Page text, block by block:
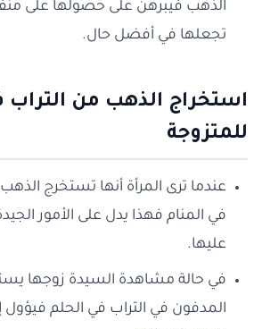
الذهب فيبرهن على حصولها على
تجعلها في أفضل حال.
استخراج الذهب من التراب
للمتزوجة
عندما ترى المرأة أنها تستخرج
في المنام فهذا يدل على الأمور
عليها.
في حالة مشاهدة السيدة زوجها
المدفون في التراب في الحلم فيؤول